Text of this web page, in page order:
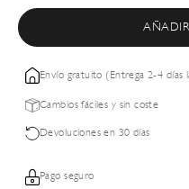
Envío gratuito (Entrega 2-4 días
Cambios fáciles y sin coste
Devoluciones en 30 días
Pago seguro